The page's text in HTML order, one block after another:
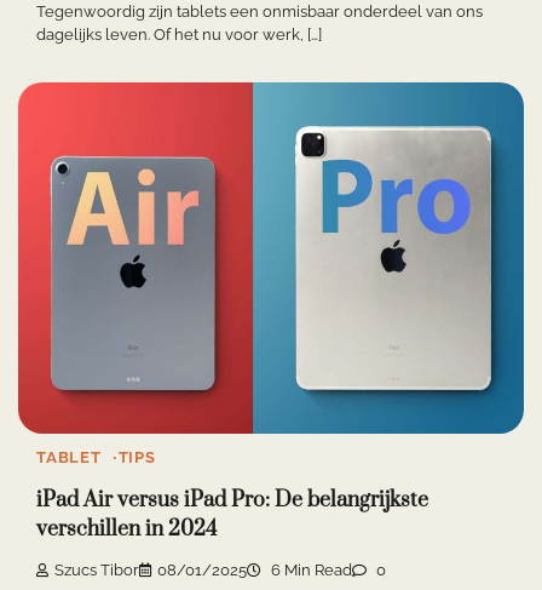
Tegenwoordig zijn tablets een onmisbaar onderdeel van ons
dagelijks leven. Of het nu voor werk, […]
TABLET TIPS
iPad Air versus iPad Pro: De belangrijkste
verschillen in 2024
Szucs Tibor 08/01/2025 6 Min Read 0